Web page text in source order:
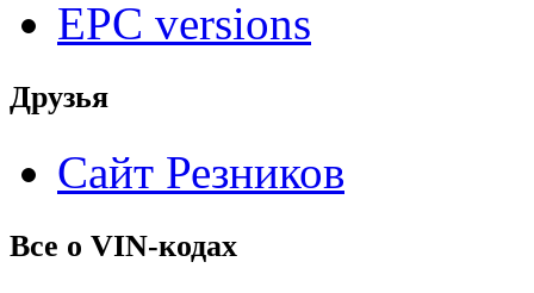
EPC versions
Друзья
Сайт Резников
Все о VIN-кодах